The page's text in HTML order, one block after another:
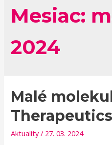
Mesiac:
2024
Malé
Therapeutics
Aktuality/ 27. 03. 2024